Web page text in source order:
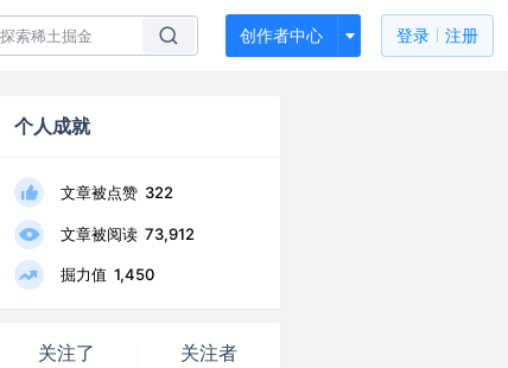
创作者中心 登录 注册
个人成就
文章被点赞 322
文章被阅读 73,912
掘力值 1,450
关注了
关注者